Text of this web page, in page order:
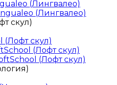
(Лингвалео)
(Лингвалео)
скул)
(Лофт скул)
(Лофт скул)
(Лофт скул)